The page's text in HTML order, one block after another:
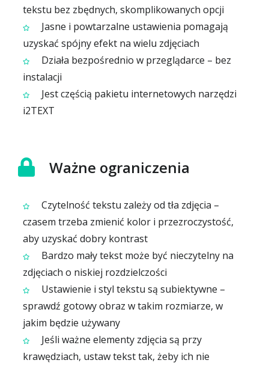
tekstu bez zbędnych, skomplikowanych opcji
Jasne i powtarzalne ustawienia pomagają
uzyskać spójny efekt na wielu zdjęciach
Działa bezpośrednio w przeglądarce – bez
instalacji
Jest częścią pakietu internetowych narzędzi
i2TEXT
Ważne ograniczenia
Czytelność tekstu zależy od tła zdjęcia –
czasem trzeba zmienić kolor i przezroczystość,
aby uzyskać dobry kontrast
Bardzo mały tekst może być nieczytelny na
zdjęciach o niskiej rozdzielczości
Ustawienie i styl tekstu są subiektywne –
sprawdź gotowy obraz w takim rozmiarze, w
jakim będzie używany
Jeśli ważne elementy zdjęcia są przy
krawędziach, ustaw tekst tak, żeby ich nie